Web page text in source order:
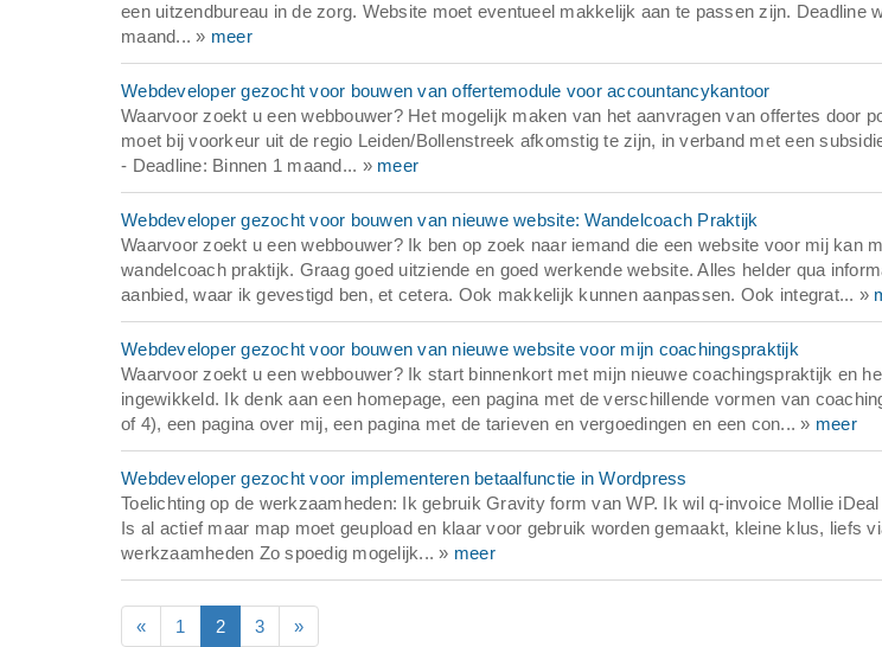
een uitzendbureau in de zorg. Website moet eventueel makkelijk aan te passen zijn. Deadline
maand... » meer
Webdeveloper gezocht voor bouwen van offertemodule voor accountancykantoor
Waarvoor zoekt u een webbouwer? Het mogelijk maken van het aanvragen van offertes door
moet bij voorkeur uit de regio Leiden/Bollenstreek afkomstig te zijn, in verband met een
- Deadline: Binnen 1 maand... » meer
Webdeveloper gezocht voor bouwen van nieuwe website: Wandelcoach Praktijk
Waarvoor zoekt u een webbouwer? Ik ben op zoek naar iemand die een website voor mij kan
wandelcoach praktijk. Graag goed uitziende en goed werkende website. Alles helder qua
aanbied, waar ik gevestigd ben, et cetera. Ook makkelijk kunnen aanpassen. Ook integrat... »
Webdeveloper gezocht voor bouwen van nieuwe website voor mijn coachingspraktijk
Waarvoor zoekt u een webbouwer? Ik start binnenkort met mijn nieuwe coachingspraktijk en
ingewikkeld. Ik denk aan een homepage, een pagina met de verschillende vormen van
of 4), een pagina over mij, een pagina met de tarieven en vergoedingen en een con... » meer
Webdeveloper gezocht voor implementeren betaalfunctie in Wordpress
Toelichting op de werkzaamheden: Ik gebruik Gravity form van WP. Ik wil q-invoice Mollie
Is al actief maar map moet geupload en klaar voor gebruik worden gemaakt, kleine klus, liefs
werkzaamheden Zo spoedig mogelijk... » meer
« 1 2 3 »